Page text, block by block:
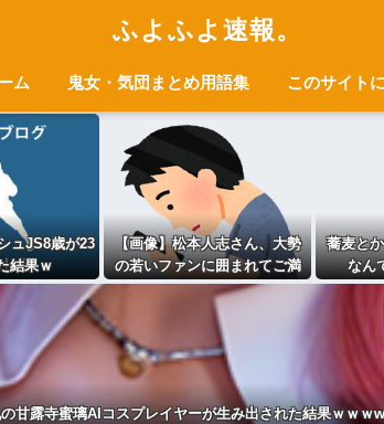
ふよふよ速報。
ム 鬼女・気団まとめ用語集 このサイト
ュJS8歳が23
結果ｗ
【画像】松本人志さん、大勢
の若いファンに囲まれてご満
悦wwwwwwwwwwwwww
蕎麦と
なん
の甘露寺蜜璃AIコスプレイヤーが生み出された結果ｗｗｗ